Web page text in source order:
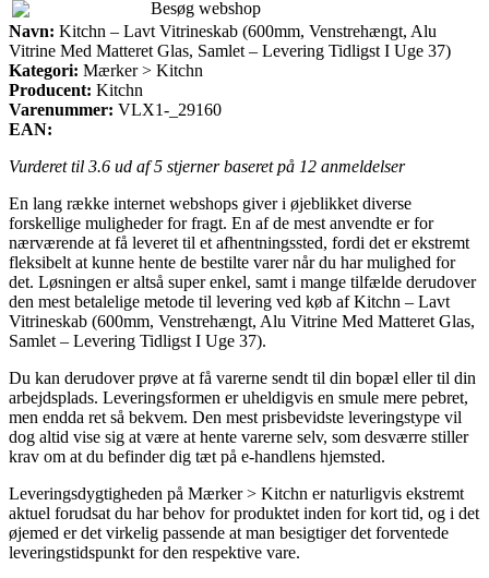
Besøg webshop
Navn: Kitchn – Lavt Vitrineskab (600mm, Venstrehængt, Alu
Vitrine Med Matteret Glas, Samlet – Levering Tidligst I Uge 37)
Kategori: Mærker > Kitchn
Producent: Kitchn
Varenummer: VLX1-_29160
EAN:
Vurderet til 3.6 ud af 5 stjerner baseret på 12 anmeldelser
En lang række internet webshops giver i øjeblikket diverse
forskellige muligheder for fragt. En af de mest anvendte er for
nærværende at få leveret til et afhentningssted, fordi det er ekstremt
fleksibelt at kunne hente de bestilte varer når du har mulighed for
det. Løsningen er altså super enkel, samt i mange tilfælde derudover
den mest betalelige metode til levering ved køb af Kitchn – Lavt
Vitrineskab (600mm, Venstrehængt, Alu Vitrine Med Matteret Glas,
Samlet – Levering Tidligst I Uge 37).
Du kan derudover prøve at få varerne sendt til din bopæl eller til din
arbejdsplads. Leveringsformen er uheldigvis en smule mere pebret,
men endda ret så bekvem. Den mest prisbevidste leveringstype vil
dog altid vise sig at være at hente varerne selv, som desværre stiller
krav om at du befinder dig tæt på e-handlens hjemsted.
Leveringsdygtigheden på Mærker > Kitchn er naturligvis ekstremt
aktuel forudsat du har behov for produktet inden for kort tid, og i det
øjemed er det virkelig passende at man besigtiger det forventede
leveringstidspunkt for den respektive vare.